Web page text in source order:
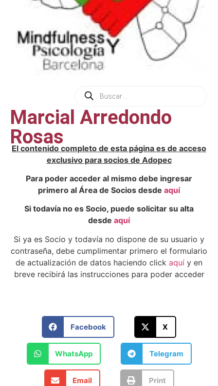
Marcial Arredondo
Rosas
El contenido completo de esta página es de acceso
exclusivo para socios de Adopec
Para poder acceder al mismo debe ingresar
primero al Área de Socios desde aquí
Si todavía no es Socio, puede solicitar su alta
desde aquí
Si ya es Socio y todavía no dispone de su usuario y
contraseña, debe cumplimentar primero el formulario
de actualización de datos haciendo click aquí y en
breve recibirá las instrucciones para poder acceder
Facebook X
WhatsApp Telegram
Email Print